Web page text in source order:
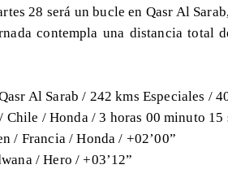
28 será un bucle en Qasr Al
contempla una distancia total
Al Sarab / 242 kms Especiales /
Chile / Honda / 3 horas 00 minuto 15
/ Francia / Honda / +02’00”
/ Hero / +03’12”